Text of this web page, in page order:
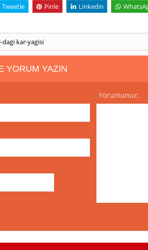
Tweetle Pinle Linkedin
dagi kar-yagisi
YORUM YAZIN
Yorumunuz: